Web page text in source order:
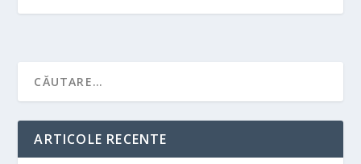
ARTICOLE RECENTE